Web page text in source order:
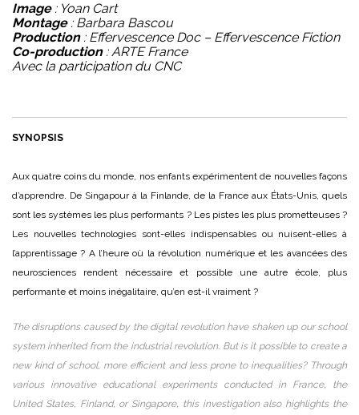
Image: Yoan Cart
Montage: Barbara Bascou
Production: Effervescence Doc – Effervescence Fiction
Co-production: ARTE France
Avec la participation du CNC
SYNOPSIS
Aux quatre coins du monde, nos enfants expérimentent de nouvelles façons
d’apprendre. De Singapour à la Finlande, de la France aux États-Unis, quels
sont les systèmes les plus performants ? Les pistes les plus prometteuses ?
Les nouvelles technologies sont-elles indispensables ou nuisent-elles à
l’apprentissage ? A l’heure où la révolution numérique et les avancées des
neurosciences rendent nécessaire et possible une autre école, plus
performante et moins inégalitaire, qu’en est-il vraiment ?
The disruptions caused by the digital revolution have shaken up our school
system inherited from the industrial revolution. But is it possible to create a
new kind of school, more efficient and less prone to inequalities? Through
various innovative educational experiments conducted in France, the
United States, Finland, or Singapore, this investigation also highlights the